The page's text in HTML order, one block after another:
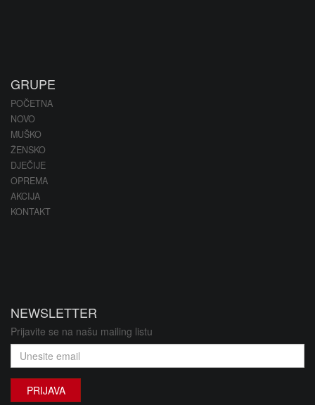
GRUPE
POČETNA
NOVO
MUŠKO
ŽENSKO
DJEČIJE
OPREMA
AKCIJA
KONTAKT
NEWSLETTER
Prijavite se na našu mailing listu
PRIJAVA